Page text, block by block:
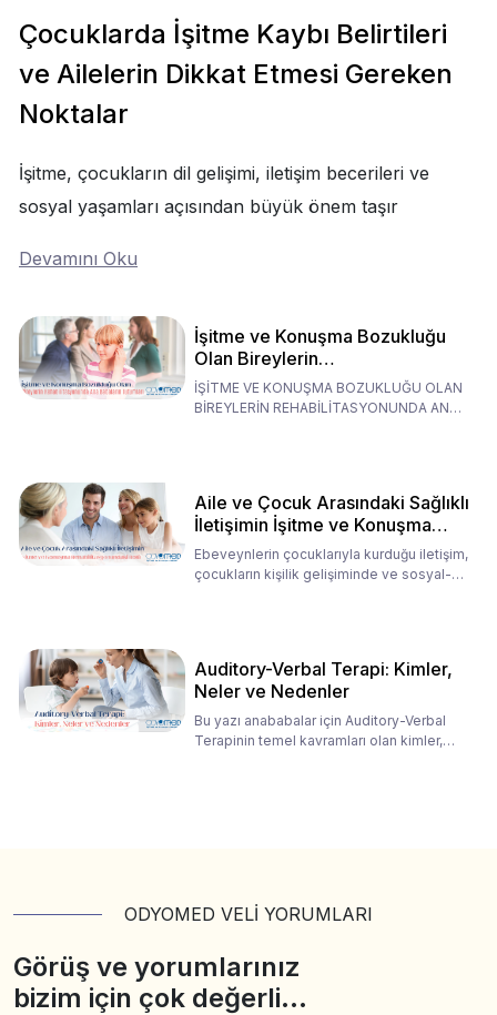
Çocuklarda İşitme Kaybı Belirtileri
ve Ailelerin Dikkat Etmesi Gereken
Noktalar
İşitme, çocukların dil gelişimi, iletişim becerileri ve
sosyal yaşamları açısından büyük önem taşır
Devamını Oku
İşitme ve Konuşma Bozukluğu
Olan Bireylerin
Rehabilitasyonunda Ana
Babaların Tutumları
İŞİTME VE KONUŞMA BOZUKLUĞU OLAN
BİREYLERİN REHABİLİTASYONUNDA ANA
Aile ve Çocuk Arasındaki Sağlıklı
İletişimin İşitme ve Konuşma
Rehabilitasyonundaki Rolü
Ebeveynlerin çocuklarıyla kurduğu iletişim,
çocukların kişilik gelişiminde ve sosyal-
Auditory-Verbal Terapi: Kimler,
Neler ve Nedenler
Bu yazı anababalar için Auditory-Verbal
Terapinin temel kavramları olan kimler,
ODYOMED VELİ YORUMLARI
Görüş ve yorumlarınız
bizim için çok değerli…